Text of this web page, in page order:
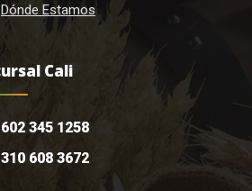
Dónde Estamos
Cali
602 345 1258
310 608 3672